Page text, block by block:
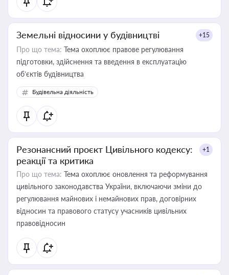
Земельні відносини у будівництві +15
Про що тема: Тема охоплює правове регулювання
підготовки, здійснення та введення в експлуатацію
об’єктів будівництва
Будівельна діяльність
Резонансний проєкт Цивільного кодексу:
реакції та критика
+1
Про що тема: Тема охоплює оновлення та реформування
цивільного законодавства України, включаючи зміни до
регулювання майнових і немайнових прав, договірних
відносин та правового статусу учасників цивільних
правовідносин